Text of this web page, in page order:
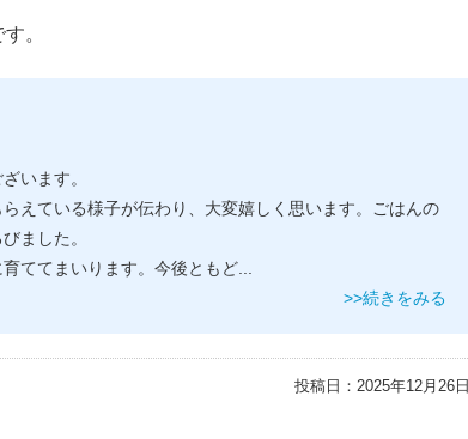
。
います。
えている様子が伝わり、大変嬉しく思います。ごはんの
ました。
ててまいります。今後ともど
>>続きをみる
投稿日： 2025年12月26日